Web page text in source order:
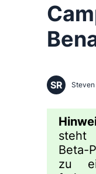
SR
steht
Beta-
zu